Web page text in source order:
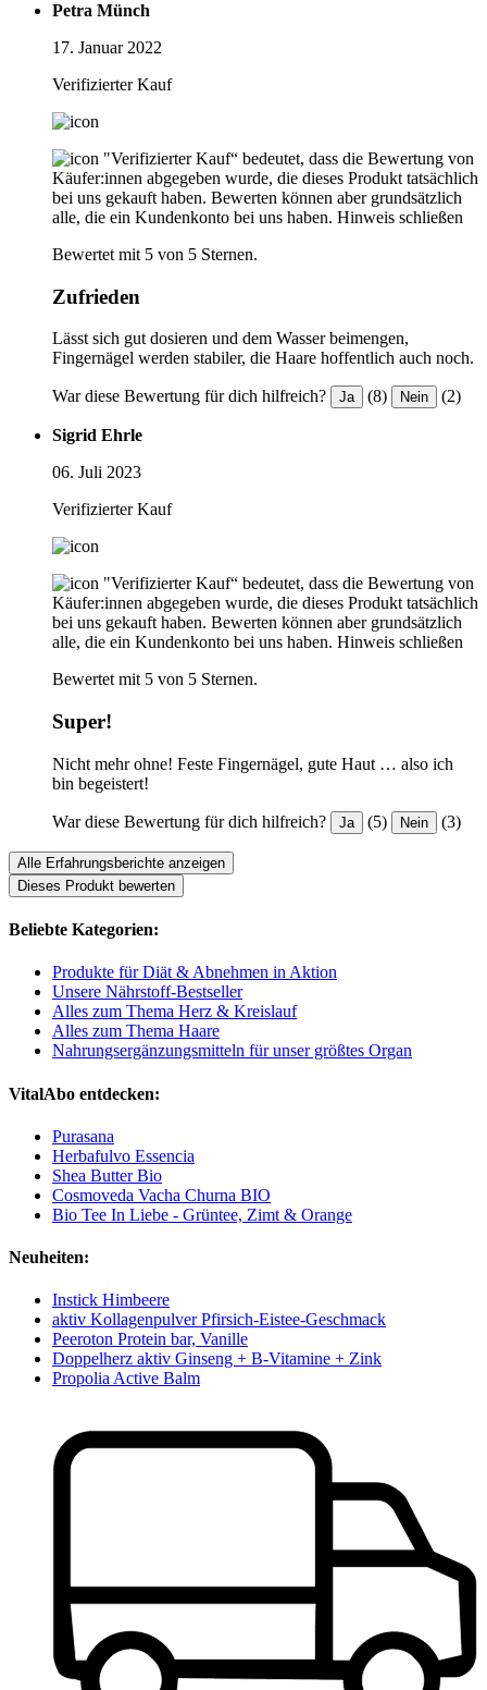
Petra Münch
17. Januar 2022
Verifizierter Kauf
"Verifizierter Kauf“ bedeutet, dass die Bewertung von
Käufer:innen abgegeben wurde, die dieses Produkt tatsächlich
bei uns gekauft haben. Bewerten können aber grundsätzlich
alle, die ein Kundenkonto bei uns haben. Hinweis schließen
Bewertet mit 5 von 5 Sternen.
Zufrieden
Lässt sich gut dosieren und dem Wasser beimengen,
Fingernägel werden stabiler, die Haare hoffentlich auch noch.
War diese Bewertung für dich hilfreich? Ja (8) Nein (2)
Sigrid Ehrle
06. Juli 2023
Verifizierter Kauf
"Verifizierter Kauf“ bedeutet, dass die Bewertung von
Käufer:innen abgegeben wurde, die dieses Produkt tatsächlich
bei uns gekauft haben. Bewerten können aber grundsätzlich
alle, die ein Kundenkonto bei uns haben. Hinweis schließen
Bewertet mit 5 von 5 Sternen.
Super!
Nicht mehr ohne! Feste Fingernägel, gute Haut … also ich
bin begeistert!
War diese Bewertung für dich hilfreich? Ja (5) Nein (3)
Alle Erfahrungsberichte anzeigen
Dieses Produkt bewerten
Beliebte Kategorien:
Produkte für Diät & Abnehmen in Aktion
Unsere Nährstoff-Bestseller
Alles zum Thema Herz & Kreislauf
Alles zum Thema Haare
Nahrungsergänzungsmitteln für unser größtes Organ
VitalAbo entdecken:
Purasana
Herbafulvo Essencia
Shea Butter Bio
Cosmoveda Vacha Churna BIO
Bio Tee In Liebe - Grüntee, Zimt & Orange
Neuheiten:
Instick Himbeere
aktiv Kollagenpulver Pfirsich-Eistee-Geschmack
Peeroton Protein bar, Vanille
Doppelherz aktiv Ginseng + B-Vitamine + Zink
Propolia Active Balm